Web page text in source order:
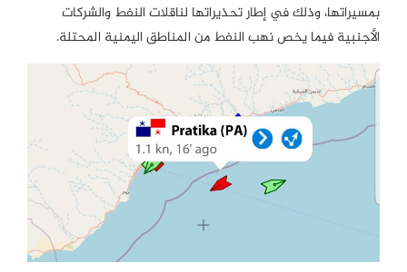
بمسيراتها، وذلك في إطار تحذيراتها لناقلات النفط والشركات
الأجنبية فيما يخص نهب النفط من المناطق اليمنية المحتلة.